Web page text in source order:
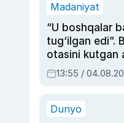
Madaniyat
“U boshqalar
tug‘ilgan edi”.
otasini kutgan
dublyaj ustasi
Ahmedovaning
13:55 /
Dunyo